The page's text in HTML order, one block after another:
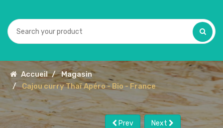
Accueil
Magasin
Cajou curry Thaï Apéro - Bio - France
Prev Next